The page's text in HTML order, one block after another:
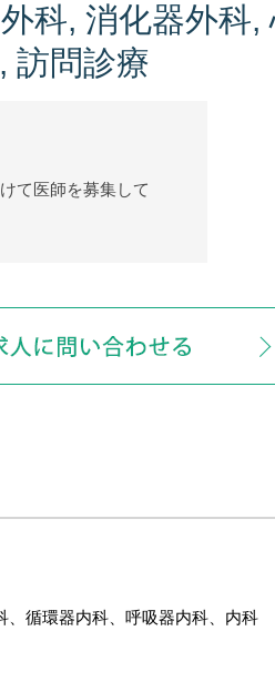
科, 消化器外科
訪問診療
て医師を募集して
、循環器内科、呼吸器内科、内科